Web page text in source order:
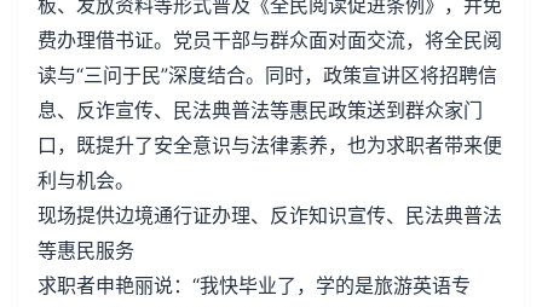
板、发放资料等形式普及《全民阅读促进条例》，并免
费办理借书证。党员干部与群众面对面交流，将全民阅
读与“三问于民”深度结合。同时，政策宣讲区将招聘信
息、反诈宣传、民法典普法等惠民政策送到群众家门
口，既提升了安全意识与法律素养，也为求职者带来便
利与机会。
现场提供边境通行证办理、反诈知识宣传、民法典普法
等惠民服务
求职者申艳丽说：“我快毕业了，学的是旅游英语专